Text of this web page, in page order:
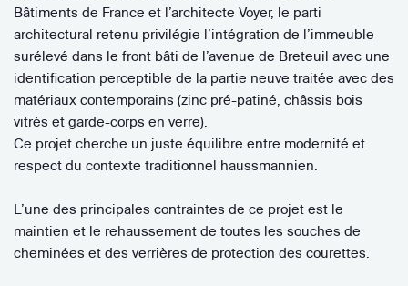
Bâtiments de France et l’architecte Voyer, le parti
architectural retenu privilégie l’intégration de l’immeuble
surélevé dans le front bâti de l’avenue de Breteuil avec une
identification perceptible de la partie neuve traitée avec des
matériaux contemporains (zinc pré-patiné, châssis bois
vitrés et garde-corps en verre).
Ce projet cherche un juste équilibre entre modernité et
respect du contexte traditionnel haussmannien.
L’une des principales contraintes de ce projet est le
maintien et le rehaussement de toutes les souches de
cheminées et des verrières de protection des courettes.